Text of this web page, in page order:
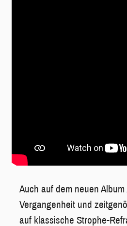
Auch auf dem neuen Album
Vergangenheit und
auf klassische Strophe-